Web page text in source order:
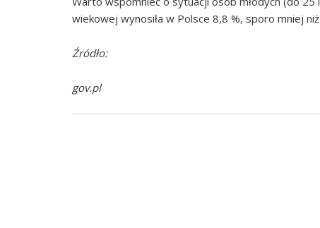
wiekowej wynosiła w Polsce 8,8 %, sporo mniej
Źródło:
gov.pl